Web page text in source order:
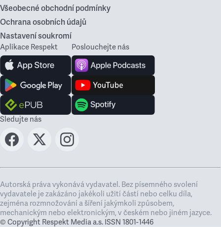
Všeobecné obchodní podmínky
Ochrana osobních údajů
Nastavení soukromí
Aplikace Respekt Poslouchejte nás
Sledujte nás
Autorská práva vykonává vydavatel. Bez písemného svolení
vydavatele je zakázáno jakékoli užití částí nebo celku díla,
zejména rozmnožování a šíření jakýmkoli způsobem,
mechanickým nebo elektronickým, v českém nebo jiném jazyce.
© Copyright Respekt Media a.s. ISSN 1801-1446